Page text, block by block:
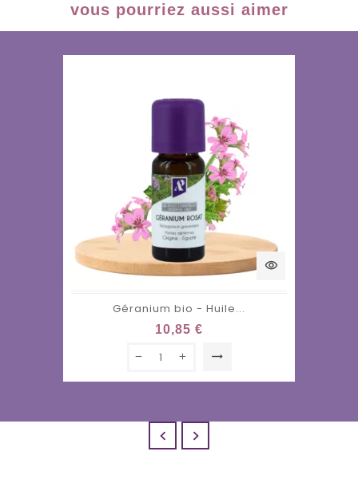
vous pourriez aussi aimer
visibility
Géranium bio - Huile...
10,85 €
trending_flat
 